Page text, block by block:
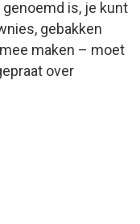
is, je kunt
gebakken
maken – moet
over